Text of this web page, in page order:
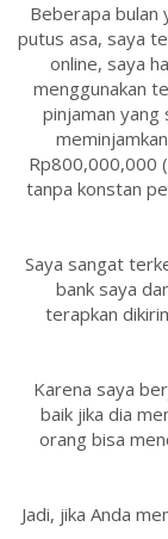
Beberapa bulan
putus asa, saya
online, saya
menggunakan
pinjaman yang
Rp800,000,000
tanpa konstan
Saya sangat
bank saya
terapkan
Karena saya
baik jika dia
orang bisa
Jadi, jika Anda